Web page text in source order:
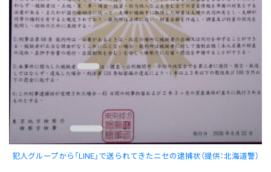
犯人グループから「LINE」で送られてきたニセの逮捕状（提供：北海道警）